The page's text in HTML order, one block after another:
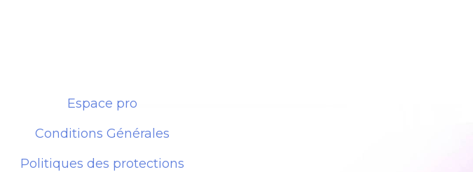
Espace pro
Conditions Générales
Politiques des protections